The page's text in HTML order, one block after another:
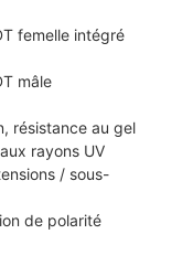
femelle intégré
mâle
résistance au gel
rayons UV
/ sous-
de polarité